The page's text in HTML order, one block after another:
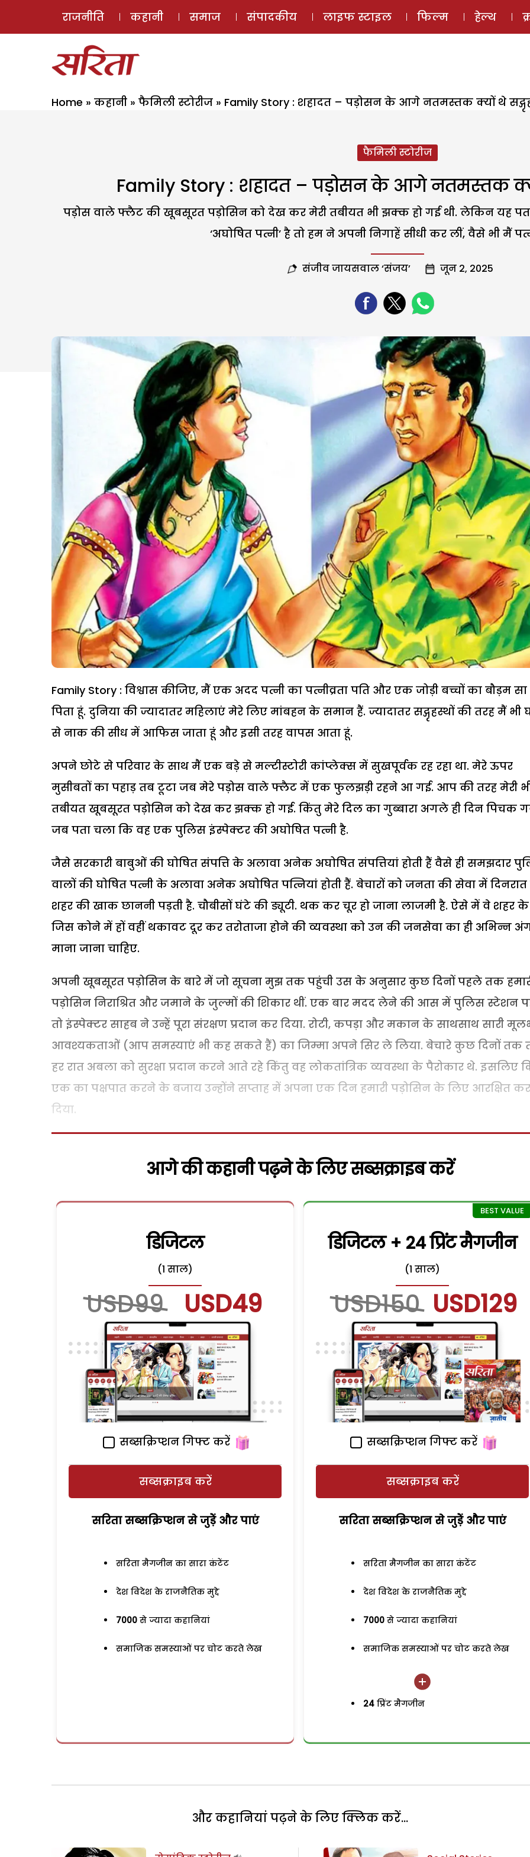
ई-मैगज़ीन
राजनीति कहानी समाज संपादकीय लाइफ स्टाइल फिल्म हेल्थ
Home » कहानी » फैमिली स्टोरीज » Family Story : शहादत – पड़ोसन के आगे नतमस्तक क्यों थे
फैमिली स्टोरीज
Family Story : शहादत – पड़ोसन के आगे नतमस्तक
पड़ोस वाले फ्लैट की खूबसूरत पड़ोसिन को देख कर मेरी तबीयत भी झक्क हो गई थी. लेकिन यह
‘अघोषित पत्नी’ है तो हम ने अपनी निगाहें सीधी कर लीं, वैसे भी मैं
संजीव जायसवाल ‘संजय’ जून 2, 2025
Family Story : विश्वास कीजिए, मैं एक अदद पत्नी का पत्नीव्रता पति और एक जोड़ी बच्चों का बौड़म सा
पिता हूं. दुनिया की ज्यादातर महिलाएं मेरे लिए मांबहन के समान हैं. ज्यादातर सद्गृहस्थों की तरह मैं भी
से नाक की सीध में आफिस जाता हूं और इसी तरह वापस आता हूं.
अपने छोटे से परिवार के साथ मैं एक बड़े से मल्टीस्टोरी कांप्लेक्स में सुखपूर्वक रह रहा था. मेरे ऊपर
मुसीबतों का पहाड़ तब टूटा जब मेरे पड़ोस वाले फ्लैट में एक फुलझड़ी रहने आ गई. आप की तरह मेरी
तबीयत खूबसूरत पड़ोसिन को देख कर झक्क हो गई. किंतु मेरे दिल का गुब्बारा अगले ही दिन पिचक
जब पता चला कि वह एक पुलिस इंस्पेक्टर की अघोषित पत्नी है.
जैसे सरकारी बाबुओं की घोषित संपत्ति के अलावा अनेक अघोषित संपत्तियां होती हैं वैसे ही समझदार
वालों की घोषित पत्नी के अलावा अनेक अघोषित पत्नियां होती हैं. बेचारों को जनता की सेवा में
शहर की खाक छाननी पड़ती है. चौबीसों घंटे की ड्यूटी. थक कर चूर हो जाना लाजमी है. ऐसे में वे शहर के
जिस कोने में हों वहीं थकावट दूर कर तरोताजा होने की व्यवस्था को उन की जनसेवा का ही अभिन्न
माना जाना चाहिए.
अपनी खूबसूरत पड़ोसिन के बारे में जो सूचना मुझ तक पहुंची उस के अनुसार कुछ दिनों पहले तक
पड़ोसिन निराश्रित और जमाने के जुल्मों की शिकार थीं. एक बार मदद लेने की आस में पुलिस स्टेशन
तो इंस्पेक्टर साहब ने उन्हें पूरा संरक्षण प्रदान कर दिया. रोटी, कपड़ा और मकान के साथसाथ सारी
आवश्यकताओं (आप समस्याएं भी कह सकते हैं) का जिम्मा अपने सिर ले लिया. बेचारे कुछ दिनों तक
हर रात अबला को सुरक्षा प्रदान करने आते रहे किंतु वह लोकतांत्रिक व्यवस्था के पैरोकार थे. इसलिए
एक का पक्षपात करने के बजाय उन्होंने सप्ताह में अपना एक दिन हमारी पड़ोसिन के लिए आरक्षित कर
दिया.
आगे की कहानी पढ़ने के लिए सब्सक्राइब करें
डिजिटल
(1 साल)
USD99 USD49
सब्सक्रिप्शन गिफ्ट करें
सब्सक्राइब करें
सरिता सब्सक्रिप्शन से जुड़ेें और पाएं
सरिता मैगजीन का सारा कंटेंट
देश विदेश के राजनैतिक मुद्दे
7000 से ज्यादा कहानियां
समाजिक समस्याओं पर चोट करते लेख
डिजिटल + 24 प्रिंट मैगजीन
(1 साल)
USD150 USD129
सब्सक्रिप्शन गिफ्ट करें
सब्सक्राइब करें
सरिता सब्सक्रिप्शन से जुड़ेें और पाएं
सरिता मैगजीन का सारा कंटेंट
देश विदेश के राजनैतिक मुद्दे
7000 से ज्यादा कहानियां
समाजिक समस्याओं पर चोट करते लेख
24 प्रिंट मैगजीन
और कहानियां पढ़ने के लिए क्लिक करें...